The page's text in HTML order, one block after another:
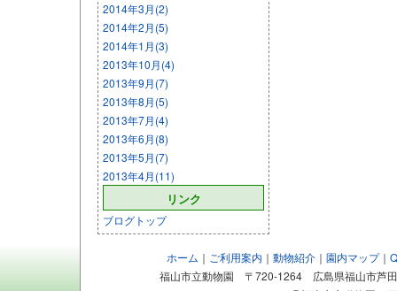
2014年3月(2)
2014年2月(5)
2014年1月(3)
2013年10月(4)
2013年9月(7)
2013年8月(5)
2013年7月(4)
2013年6月(8)
2013年5月(7)
2013年4月(11)
リンク
ブログトップ
ホーム ｜ ご利用案内 ｜ 動物紹介｜ 園内マップ｜
福山市立動物園 〒720-1264 広島県福山市芦